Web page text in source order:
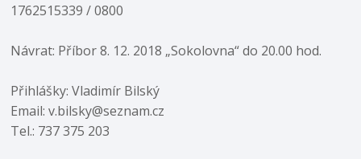
1762515339 / 0800
Návrat: Příbor 8. 12. 2018 „Sokolovna“ do 20.00 hod.
Přihlášky: Vladimír Bilský
Email: v.bilsky@seznam.cz
Tel.: 737 375 203